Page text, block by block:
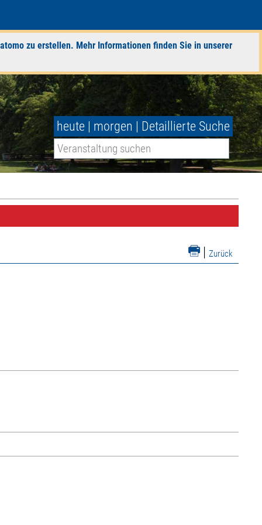
zu erstellen. Mehr Informationen finden Sie in unserer
heute | morgen | Detaillierte Suche
| Zurück